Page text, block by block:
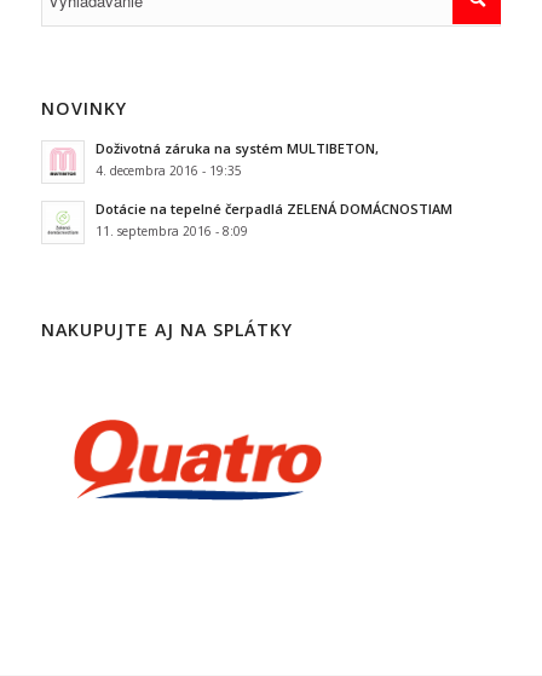
NOVINKY
Doživotná záruka na systém MULTIBETON,
4. decembra 2016 - 19:35
Dotácie na tepelné čerpadlá ZELENÁ DOMÁCNOSTIAM
11. septembra 2016 - 8:09
NAKUPUJTE AJ NA SPLÁTKY